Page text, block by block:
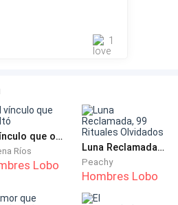
tienes un futuro brillante.
del trono.
su sonrisa estaba llena de
años persiguiéndome, al fin
—dijo con desdén, antes de
—Parecía no creerlo.—Antes
sé que el amor
1
El vínculo que ocultó
Ríos
Lobo
Luna Reclamada, 99 Rituales Olvidados
Peachy
Hombres Lobo